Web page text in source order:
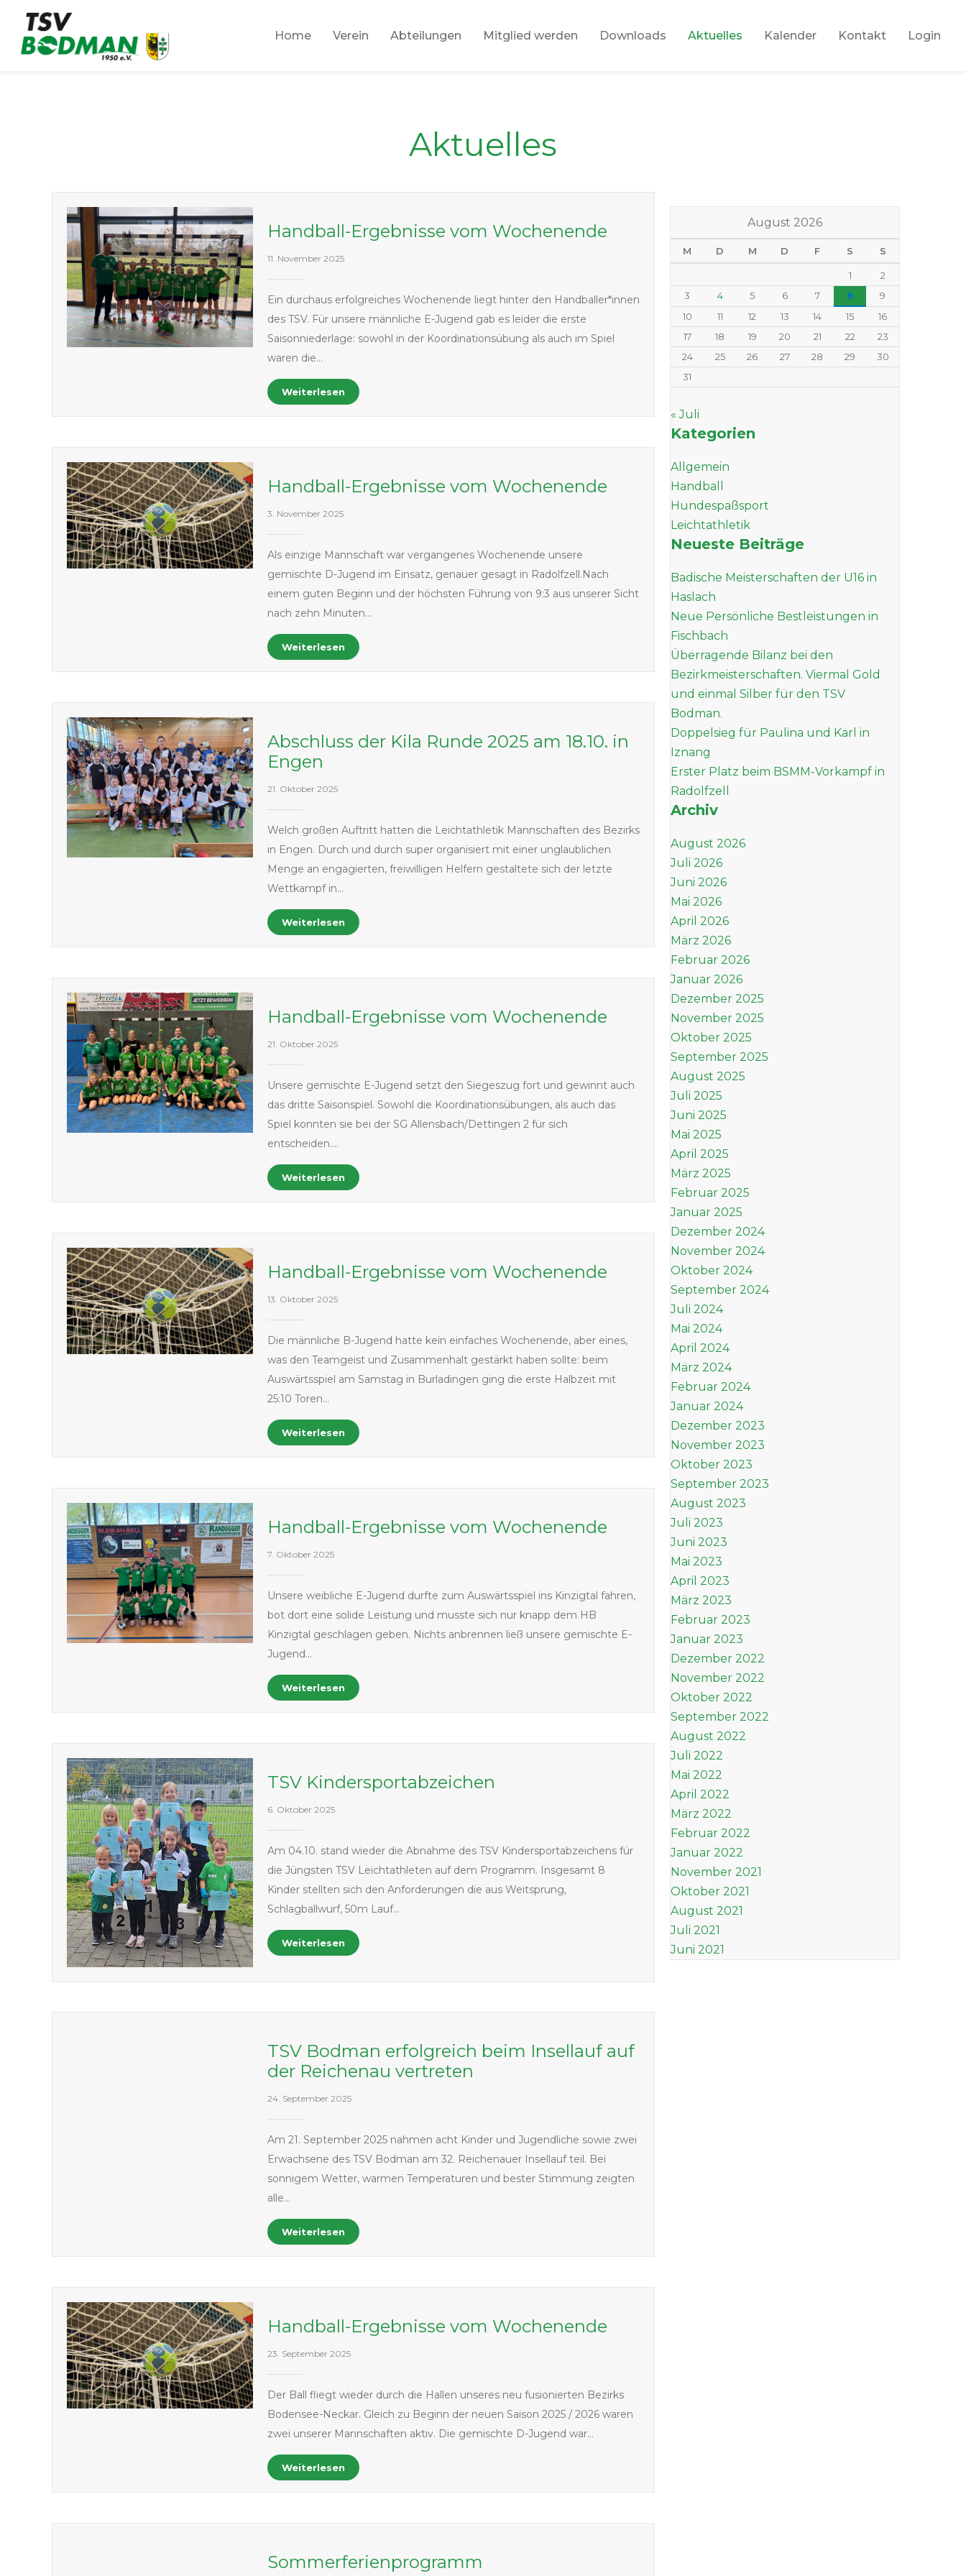
Zum
Inhalt
springen
Home Verein Abteilungen Mitglied werden Downloads Aktuelles Kalender Kontakt Login
Aktuelles
Handball-Ergebnisse vom Wochenende
11. November 2025
Ein durchaus erfolgreiches Wochenende liegt hinter den Handballer*innen
des TSV. Für unsere männliche E-Jugend gab es leider die erste
Saisonniederlage: sowohl in der Koordinationsübung als auch im Spiel
waren die…
Weiterlesen
Handball-Ergebnisse vom Wochenende
3. November 2025
Als einzige Mannschaft war vergangenes Wochenende unsere
gemischte D-Jugend im Einsatz, genauer gesagt in Radolfzell.Nach
einem guten Beginn und der höchsten Führung von 9:3 aus unserer Sicht
nach zehn Minuten…
Weiterlesen
Abschluss der Kila Runde 2025 am 18.10. in
Engen
21. Oktober 2025
Welch großen Auftritt hatten die Leichtathletik Mannschaften des Bezirks
in Engen. Durch und durch super organisiert mit einer unglaublichen
Menge an engagierten, freiwilligen Helfern gestaltete sich der letzte
Wettkampf in…
Weiterlesen
Handball-Ergebnisse vom Wochenende
21. Oktober 2025
Unsere gemischte E-Jugend setzt den Siegeszug fort und gewinnt auch
das dritte Saisonspiel. Sowohl die Koordinationsübungen, als auch das
Spiel konnten sie bei der SG Allensbach/Dettingen 2 für sich
entscheiden….
Weiterlesen
Handball-Ergebnisse vom Wochenende
13. Oktober 2025
Die männliche B-Jugend hatte kein einfaches Wochenende, aber eines,
was den Teamgeist und Zusammenhalt gestärkt haben sollte: beim
Auswärtsspiel am Samstag in Burladingen ging die erste Halbzeit mit
25:10 Toren…
Weiterlesen
Handball-Ergebnisse vom Wochenende
7. Oktober 2025
Unsere weibliche E-Jugend durfte zum Auswärtsspiel ins Kinzigtal fahren,
bot dort eine solide Leistung und musste sich nur knapp dem HB
Kinzigtal geschlagen geben. Nichts anbrennen ließ unsere gemischte E-
Jugend…
Weiterlesen
TSV Kindersportabzeichen
6. Oktober 2025
Am 04.10. stand wieder die Abnahme des TSV Kindersportabzeichens für
die Jüngsten TSV Leichtathleten auf dem Programm. Insgesamt 8
Kinder stellten sich den Anforderungen die aus Weitsprung,
Schlagballwurf, 50m Lauf…
Weiterlesen
TSV Bodman erfolgreich beim Insellauf auf
der Reichenau vertreten
24. September 2025
Am 21. September 2025 nahmen acht Kinder und Jugendliche sowie zwei
Erwachsene des TSV Bodman am 32. Reichenauer Insellauf teil. Bei
sonnigem Wetter, warmen Temperaturen und bester Stimmung zeigten
alle…
Weiterlesen
Handball-Ergebnisse vom Wochenende
23. September 2025
Der Ball fliegt wieder durch die Hallen unseres neu fusionierten Bezirks
Bodensee-Neckar. Gleich zu Beginn der neuen Saison 2025 / 2026 waren
zwei unserer Mannschaften aktiv. Die gemischte D-Jugend war…
Weiterlesen
Sommerferienprogramm
August 2026
M D M D F S S
1
2
3
4 5 6 7 8
9
10
11 12 13 14 15
16
17
18 19 20 21 22
23
24
25 26 27 28 29
30
31
« Juli
Kategorien
Allgemein
Handball
Hundespaßsport
Leichtathletik
Neueste Beiträge
Badische Meisterschaften der U16 in
Haslach
Neue Persönliche Bestleistungen in
Fischbach
Überragende Bilanz bei den
Bezirkmeisterschaften. Viermal Gold
und einmal Silber für den TSV
Bodman.
Doppelsieg für Paulina und Karl in
Iznang
Erster Platz beim BSMM-Vorkampf in
Radolfzell
Archiv
August 2026
Juli 2026
Juni 2026
Mai 2026
April 2026
März 2026
Februar 2026
Januar 2026
Dezember 2025
November 2025
Oktober 2025
September 2025
August 2025
Juli 2025
Juni 2025
Mai 2025
April 2025
März 2025
Februar 2025
Januar 2025
Dezember 2024
November 2024
Oktober 2024
September 2024
Juli 2024
Mai 2024
April 2024
März 2024
Februar 2024
Januar 2024
Dezember 2023
November 2023
Oktober 2023
September 2023
August 2023
Juli 2023
Juni 2023
Mai 2023
April 2023
März 2023
Februar 2023
Januar 2023
Dezember 2022
November 2022
Oktober 2022
September 2022
August 2022
Juli 2022
Mai 2022
April 2022
März 2022
Februar 2022
Januar 2022
November 2021
Oktober 2021
August 2021
Juli 2021
Juni 2021